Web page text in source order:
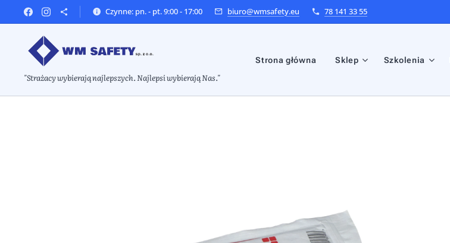
Czynne: pn. - pt. 9:00 - 17:00 biuro@wmsafety.eu 78 141 33 55
"Strażacy wybierają najlepszych. Najlepsi wybierają Nas."
Strona główna Sklep Szkolenia